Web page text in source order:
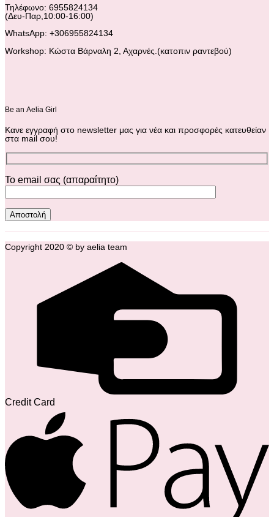
Τηλέφωνο: 6955824134
(Δευ-Παρ,10:00-16:00)
WhatsApp: +306955824134
Workshop: Κώστα Βάρναλη 2, Αχαρνές.(κατοπιν ραντεβού)
Βe an Αelia Girl
Κανε εγγραφή στο newsletter μας για νέα και προσφορές κατευθείαν
στα mail σου!
Το email σας (απαραίτητο)
Copyright 2020 © by aelia team
Credit Card